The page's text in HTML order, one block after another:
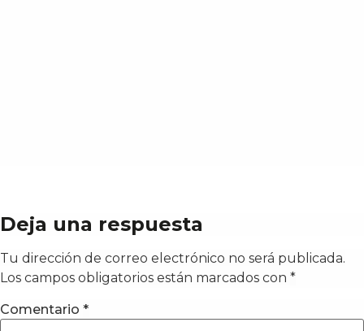
Deja una respuesta
Tu dirección de correo electrónico no será publicada.
Los campos obligatorios están marcados con *
Comentario *